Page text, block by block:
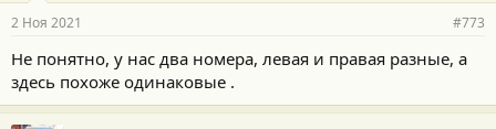
2 Ноя 2021 #773
Не понятно, у нас два номера, левая и правая разные, а
здесь похоже одинаковые .